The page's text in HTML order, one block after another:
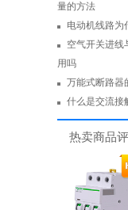
量的方法
电动机线路为
空气开关进线
用吗
万能式断路器
什么是交流接
热卖商品